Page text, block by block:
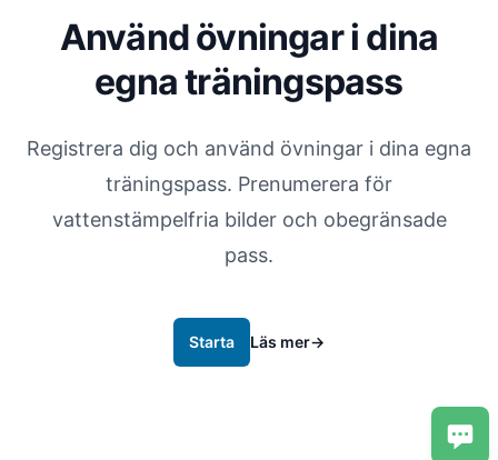
Använd övningar i dina
egna träningspass
Registrera dig och använd övningar i dina egna
träningspass. Prenumerera för
vattenstämpelfria bilder och obegränsade
pass.
Starta Läs mer→